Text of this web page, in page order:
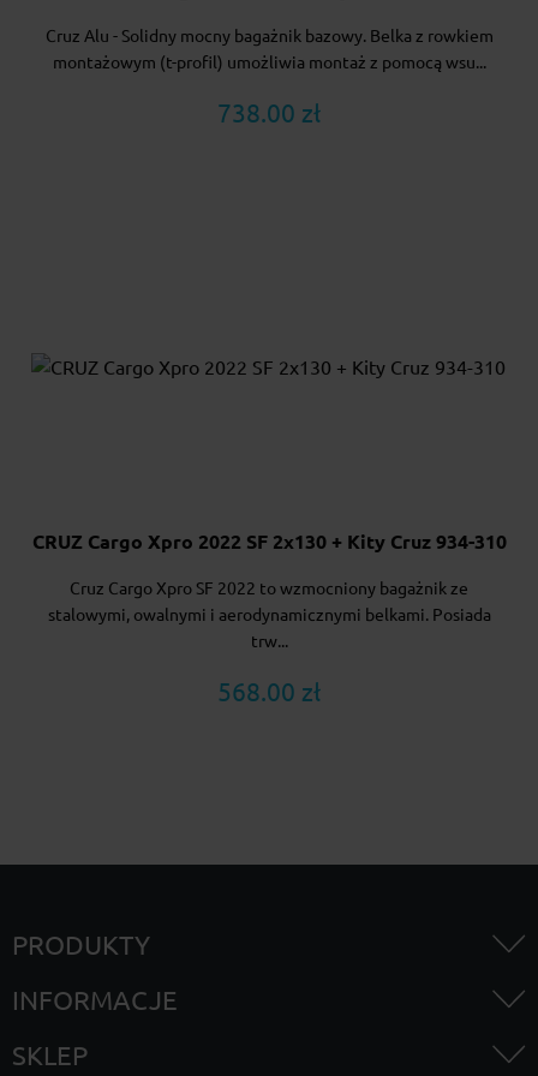
Cruz Alu - Solidny mocny bagażnik bazowy. Belka z rowkiem
montażowym (t-profil) umożliwia montaż z pomocą wsu...
738.00 zł
CRUZ Cargo Xpro 2022 SF 2x130 + Kity Cruz 934-310
Cruz Cargo Xpro SF 2022 to wzmocniony bagażnik ze
stalowymi, owalnymi i aerodynamicznymi belkami. Posiada
trw...
568.00 zł
PRODUKTY
INFORMACJE
SKLEP